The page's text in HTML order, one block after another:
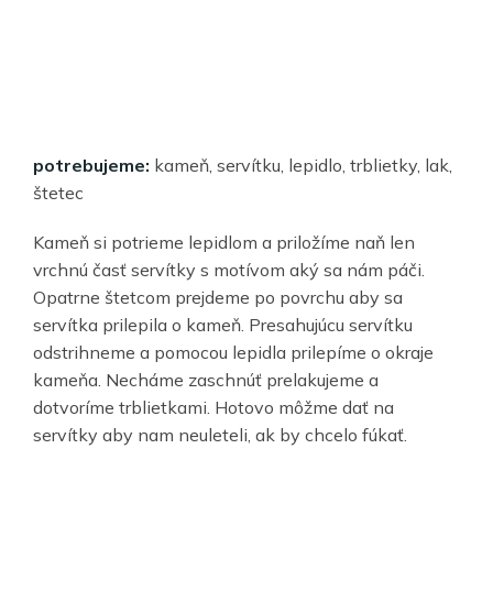
potrebujeme: kameň, servítku, lepidlo, trblietky, lak,
štetec
Kameň si potrieme lepidlom a priložíme naň len
vrchnú časť servítky s motívom aký sa nám páči.
Opatrne štetcom prejdeme po povrchu aby sa
servítka prilepila o kameň. Presahujúcu servítku
odstrihneme a pomocou lepidla prilepíme o okraje
kameňa. Necháme zaschnúť prelakujeme a
dotvoríme trblietkami. Hotovo môžme dať na
servítky aby nam neuleteli, ak by chcelo fúkať.